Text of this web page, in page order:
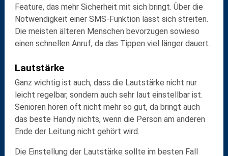
Feature, das mehr Sicherheit mit sich bringt. Über die
Notwendigkeit einer SMS-Funktion lässt sich streiten.
Die meisten älteren Menschen bevorzugen sowieso
einen schnellen Anruf, da das Tippen viel länger dauert.
Lautstärke
Ganz wichtig ist auch, dass die Lautstärke nicht nur
leicht regelbar, sondern auch sehr laut einstellbar ist.
Senioren hören oft nicht mehr so gut, da bringt auch
das beste Handy nichts, wenn die Person am anderen
Ende der Leitung nicht gehört wird.
Die Einstellung der Lautstärke sollte im besten Fall